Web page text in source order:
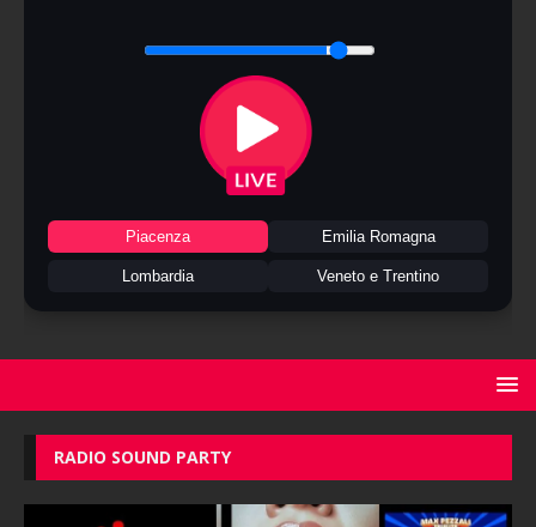
Piacenza Emilia Romagna
Lombardia Veneto e Trentino
RADIO SOUND PARTY